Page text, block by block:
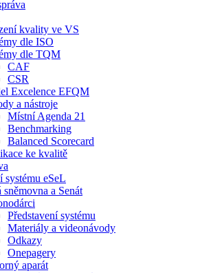
kvality ve VS
dle ISO
dle TQM
CAF
CSR
Excelence EFQM
a nástroje
Místní Agenda 21
Benchmarking
Balanced Scorecard
ke kvalitě
systému eSeL
sněmovna a Senát
Představení systému
Materiály a videonávody
Odkazy
Onepagery
aparát